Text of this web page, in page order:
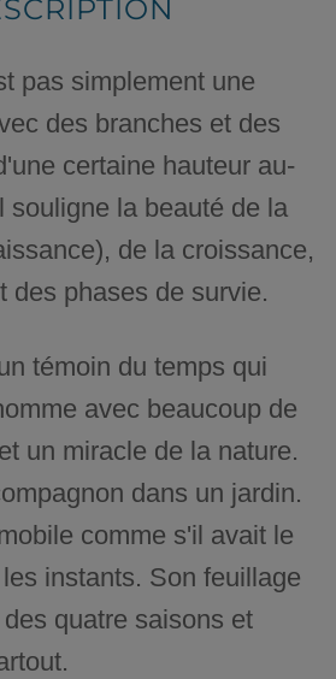
pas simplement une
des branches et des
certaine hauteur au-
souligne la beauté de la
de la croissance,
des phases de survie.
témoin du temps qui
avec beaucoup de
un miracle de la nature.
dans un jardin.
comme s'il avait le
instants. Son feuillage
quatre saisons et